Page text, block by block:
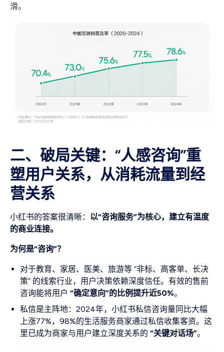
滑。
二、破局关键：“人感咨询”重
塑用户关系，从消耗流量到经
营关系
小红书的答案很清晰： 以“咨询服务”为核心，建立有温度
的商业连接。
为何是“咨询”？
对于教育、家居、医美、旅游等 “非标、高客单、长决
策” 的线索行业，用户决策依赖深度信任。有效的售前
咨询能将用户 “确定意向”的比例提升近50%。
私信是主阵地：2024年，小红书私信咨询量同比大幅
上涨77%，98%的生活服务商家通过私信收集客资。这
里已成为商家与用户建立深度关系的 “关键对话场”。